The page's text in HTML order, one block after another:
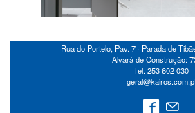
Rua do Portelo, Pav. 7 ‧ Parada de
Alvará de Construção:
Tel. 253 602 030